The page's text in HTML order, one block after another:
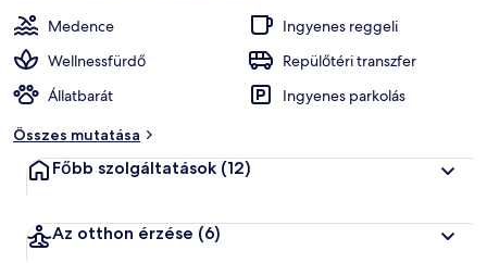
Medence
Ingyenes reggeli
Wellnessfürdő
Repülőtéri transzfer
Állatbarát
Ingyenes parkolás
Összes mutatása
Főbb szolgáltatások (12)
Az otthon érzése (6)